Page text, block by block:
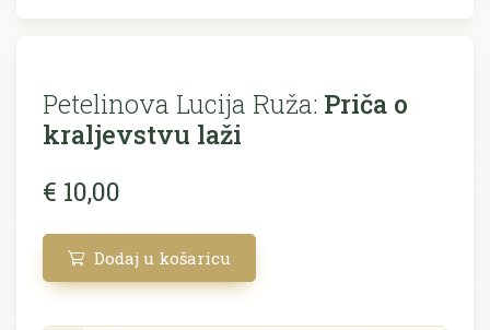
Petelinova Lucija Ruža: Priča o
kraljevstvu laži
€ 10,00
Dodaj u košaricu